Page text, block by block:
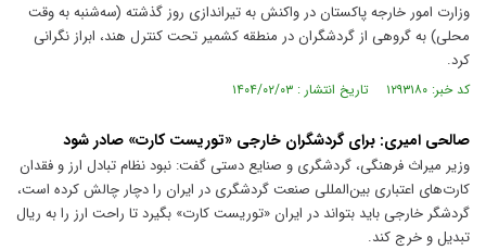
وزارت امور خارجه پاکستان در واکنش به تیراندازی روز گذشته (سه‌شنبه به وقت
محلی) به گروهی از گردشگران در منطقه کشمیر تحت کنترل هند، ابراز نگرانی
کرد.
کد خبر: ۱۲۹۳۱۸۰ تاریخ انتشار : ۱۴۰۴/۰۲/۰۳
صالحی امیری: برای گردشگران خارجی «توریست کارت» صادر شود
وزیر میراث فرهنگی، گردشگری و صنایع دستی گفت: نبود نظام تبادل ارز و فقدان
کارت‌های اعتباری بین‌المللی صنعت گردشگری در ایران را دچار چالش کرده است،
گردشگر خارجی باید بتواند در ایران «توریست کارت» بگیرد تا راحت ارز را به ریال
تبدیل و خرج کند.